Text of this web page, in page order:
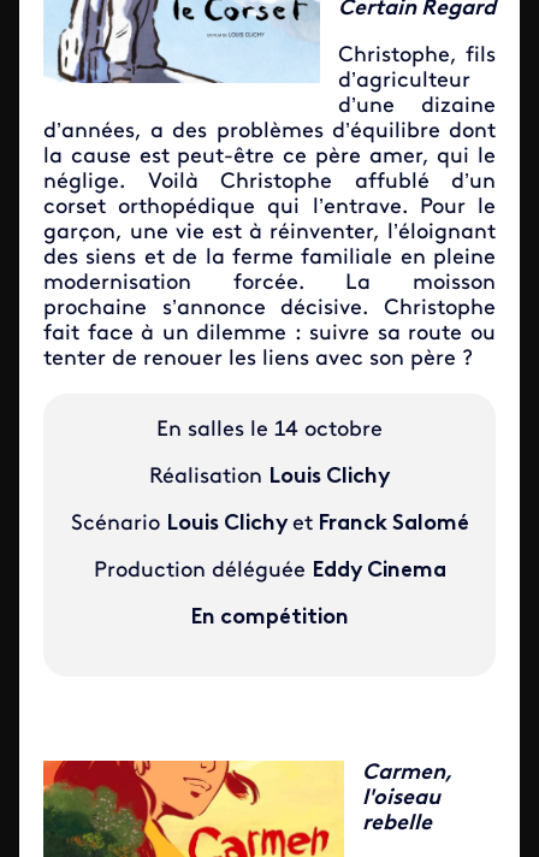
Certain Regard
Christophe, fils
d’agriculteur
d’une dizaine
d’années, a des problèmes d’équilibre dont
la cause est peut-être ce père amer, qui le
néglige. Voilà Christophe affublé d’un
corset orthopédique qui l’entrave. Pour le
garçon, une vie est à réinventer, l’éloignant
des siens et de la ferme familiale en pleine
modernisation forcée. La moisson
prochaine s’annonce décisive. Christophe
fait face à un dilemme : suivre sa route ou
tenter de renouer les liens avec son père ?
En salles le 14 octobre
Réalisation Louis Clichy
Scénario Louis Clichy etFranck Salomé
Production déléguée Eddy Cinema
En compétition
Carmen,
l'oiseau
rebelle